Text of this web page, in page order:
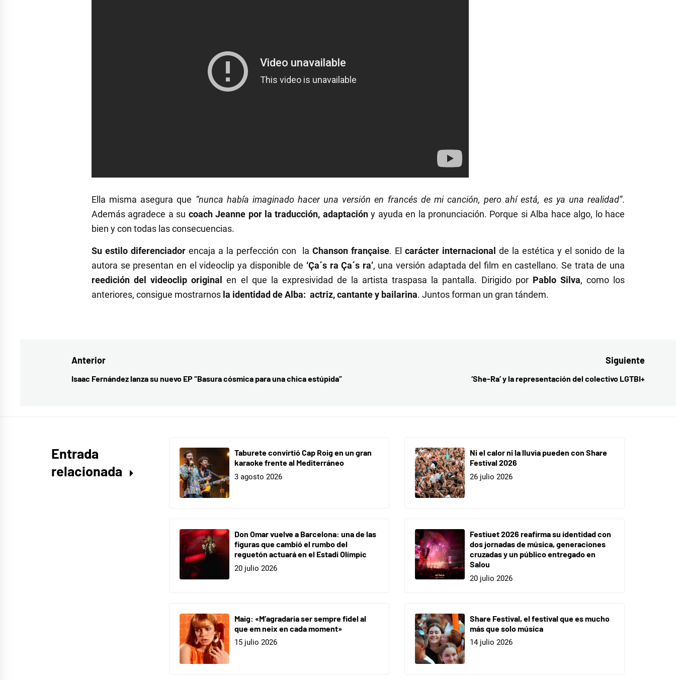
Ella misma asegura que “nunca había imaginado hacer una versión en francés de mi canción, pero ahí está, es ya una realidad”.
Además agradece a su coach Jeanne por la traducción, adaptacióny ayuda en la pronunciación. Porque si Alba hace algo, lo hace
bien y con todas las consecuencias.
Su estilo diferenciador encaja a la perfección con la Chanson française. El carácter internacional de la estética y el sonido de la
autora se presentan en el videoclip ya disponible de ‘Ça´s ra Ça´s ra’, una versión adaptada del film en castellano. Se trata de una
reedición del videoclip originalen el que la expresividad de la artista traspasa la pantalla. Dirigido por Pablo Silva, como los
anteriores, consigue mostrarnos la identidad de Alba: actriz, cantante y bailarina. Juntos forman un gran tándem.
Messa
Ça
Navegación
de
Anterior
Entrada
Isaac Fernández lanza su nuevo EP “Basura cósmica para una chica estúpida”
Siguiente
Entrada
‘She-Ra’ y la representación del colectivo LGTBI+
Entrada
relacionada
Taburete convirtió Cap Roig en un gran
karaoke frente al Mediterráneo
3 agosto 2026
Ni el calor ni la lluvia pueden con Share
Festival 2026
26 julio 2026
Don Omar vuelve a Barcelona: una de las
figuras que cambió el rumbo del
reguetón actuará en el Estadi Olímpic
20 julio 2026
Festiuet 2026 reafirma su identidad con
dos jornadas de música, generaciones
cruzadas y un público entregado en
Salou
20 julio 2026
Maig: «M’agradaria ser sempre fidel al
que em neix en cada moment»
15 julio 2026
Share Festival, el festival que es mucho
más que solo música
14 julio 2026